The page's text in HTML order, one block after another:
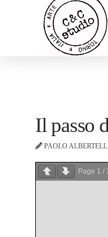
Il passo
PAOLO
Page 1 /